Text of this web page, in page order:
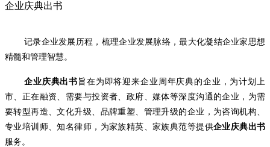
企业庆典出书
记录企业发展历程，梳理企业发展脉络，最大化凝结企业家思想
精髓和管理智慧。
企业庆典出书 旨在为即将迎来企业周年庆典的企业，为计划上
市、正在融资、需要与投资者、政府、媒体等深度沟通的企业，为需
要转型再造、文化升级、品牌重塑、管理升级的企业，为咨询机构、
专业培训师、知名律师，为家族精英、家族典范等提供企业庆典出书
服务。